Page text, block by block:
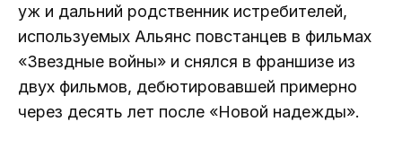
уж и дальний родственник истребителей,
используемых Альянс повстанцев в фильмах
«Звездные войны» и снялся в франшизе из
двух фильмов, дебютировавшей примерно
через десять лет после «Новой надежды».